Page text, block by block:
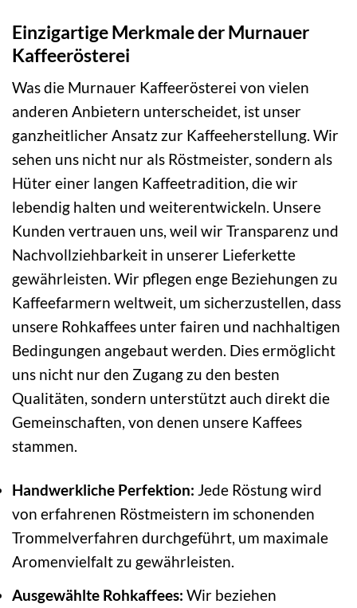
Einzigartige Merkmale der Murnauer
Kaffeerösterei
Was die Murnauer Kaffeerösterei von vielen
anderen Anbietern unterscheidet, ist unser
ganzheitlicher Ansatz zur Kaffeeherstellung. Wir
sehen uns nicht nur als Röstmeister, sondern als
Hüter einer langen Kaffeetradition, die wir
lebendig halten und weiterentwickeln. Unsere
Kunden vertrauen uns, weil wir Transparenz und
Nachvollziehbarkeit in unserer Lieferkette
gewährleisten. Wir pflegen enge Beziehungen zu
Kaffeefarmern weltweit, um sicherzustellen, dass
unsere Rohkaffees unter fairen und nachhaltigen
Bedingungen angebaut werden. Dies ermöglicht
uns nicht nur den Zugang zu den besten
Qualitäten, sondern unterstützt auch direkt die
Gemeinschaften, von denen unsere Kaffees
stammen.
Handwerkliche Perfektion: Jede Röstung wird
von erfahrenen Röstmeistern im schonenden
Trommelverfahren durchgeführt, um maximale
Aromenvielfalt zu gewährleisten.
Ausgewählte Rohkaffees: Wir beziehen